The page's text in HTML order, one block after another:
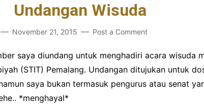
Undangan Wisuda
November 21, 2015 Post a Comment
saya diundang untuk menghadiri acara wisuda
(STIT) Pemalang. Undangan ditujukan untuk
saya bukan termasuk pengurus atau senat
*menghayal*